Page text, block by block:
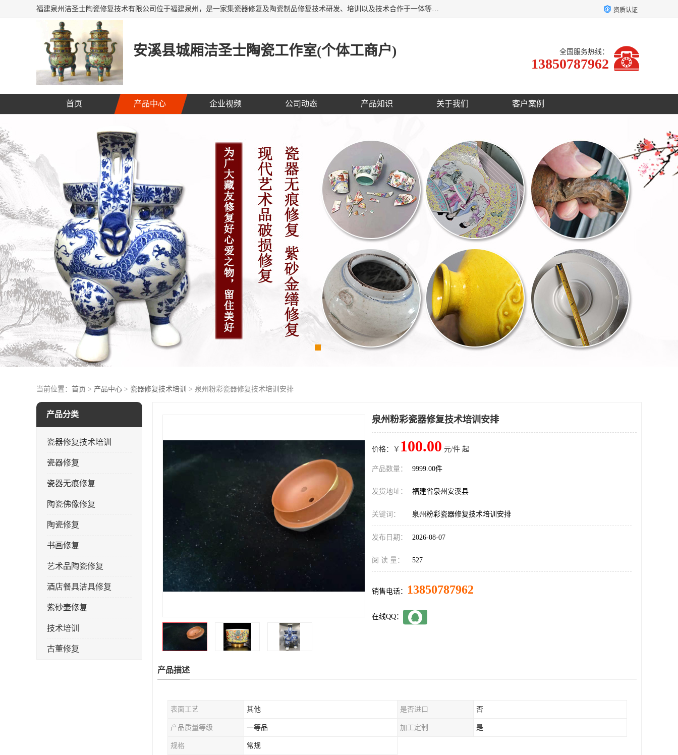
福建泉州洁圣士陶瓷修复技术有限公司位于福建泉州，是一家集瓷器修复及陶瓷制品修复技术研发、培训以及技术合作于一体等专业修复机构，公司主营：瓷器修复，陶瓷修复，瓷器无痕修复，陶瓷佛像修复，瓷器修复技术培训等。 洁圣士以全新的技术修复各种：古陶瓷、花瓶、餐具、工艺品、卫浴、颜色不一的金边、银边、花边，修复后基本无痕迹，修补成本低。丰富的经验为客户提供实用、优质服务！ 资质认证
安溪县城厢洁圣士陶瓷工作室(个体工商户) 全国服务热线：
13850787962
首页 产品中心 企业视频 公司动态 产品知识 关于我们 客户案例
当前位置： 首页 > 产品中心 > 瓷器修复技术培训 > 泉州粉彩瓷器修复技术培训安排
产品分类
瓷器修复技术培训
瓷器修复
瓷器无痕修复
陶瓷佛像修复
陶瓷修复
书画修复
艺术品陶瓷修复
酒店餐具洁具修复
紫砂壶修复
技术培训
古董修复
泉州粉彩瓷器修复技术培训安排
价格：￥ 100.00 元/件 起
产品数量： 9999.00件
发货地址： 福建省泉州安溪县
关键词： 泉州粉彩瓷器修复技术培训安排
发布日期： 2026-08-07
阅 读 量： 527
销售电话： 13850787962
在线QQ：
产品描述
表面工艺 其他 是否进口 否
产品质量等级 一等品 加工定制 是
规格 常规